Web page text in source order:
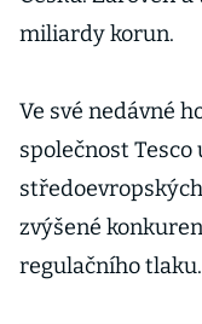
miliardy korun.
Ve své nedávné
společnost Tesco
zvýšené
regulačního tlaku.